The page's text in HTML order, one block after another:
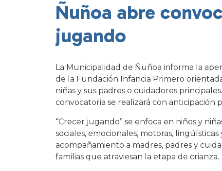
Ñuñoa abre
jugando
La Municipalidad de Ñuñoa informa la
de la Fundación Infancia Primero
niñas y sus padres o cuidadores
convocatoria se realizará con anticipación
“Crecer jugando” se enfoca en niños y
sociales, emocionales, motoras,
acompañamiento a madres, padres y
familias que atraviesan la etapa de crianza.